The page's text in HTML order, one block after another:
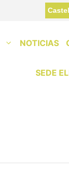
NOTICIAS
SEDE